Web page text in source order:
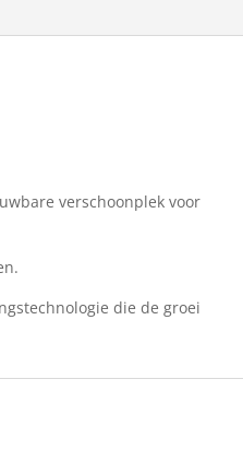
verschoonplek voor
die de groei